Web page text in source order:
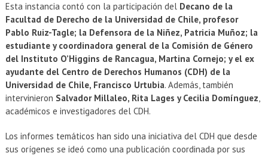
Esta instancia contó con la participación del Decano de la
Facultad de Derecho de la Universidad de Chile, profesor
Pablo Ruiz-Tagle; la Defensora de la Niñez, Patricia Muñoz; la
estudiante y coordinadora general de la Comisión de Género
del Instituto O’Higgins de Rancagua, Martina Cornejo; y el ex
ayudante del Centro de Derechos Humanos (CDH) de la
Universidad de Chile, Francisco Urtubia. Además, también
intervinieron Salvador Millaleo, Rita Lages y Cecilia Domínguez,
académicos e investigadores del CDH.
Los informes temáticos han sido una iniciativa del CDH que desde
sus orígenes se ideó como una publicación coordinada por sus